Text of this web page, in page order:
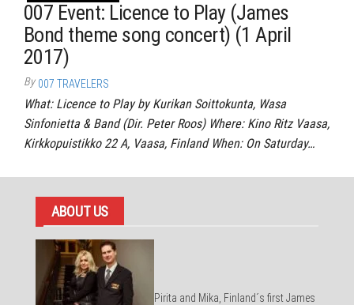
007 Event: Licence to Play (James
Bond theme song concert) (1 April
2017)
By 007 TRAVELERS
What: Licence to Play by Kurikan Soittokunta, Wasa
Sinfonietta & Band (Dir. Peter Roos) Where: Kino Ritz Vaasa,
Kirkkopuistikko 22 A, Vaasa, Finland When: On Saturday…
ABOUT US
Pirita and Mika, Finland´s first James